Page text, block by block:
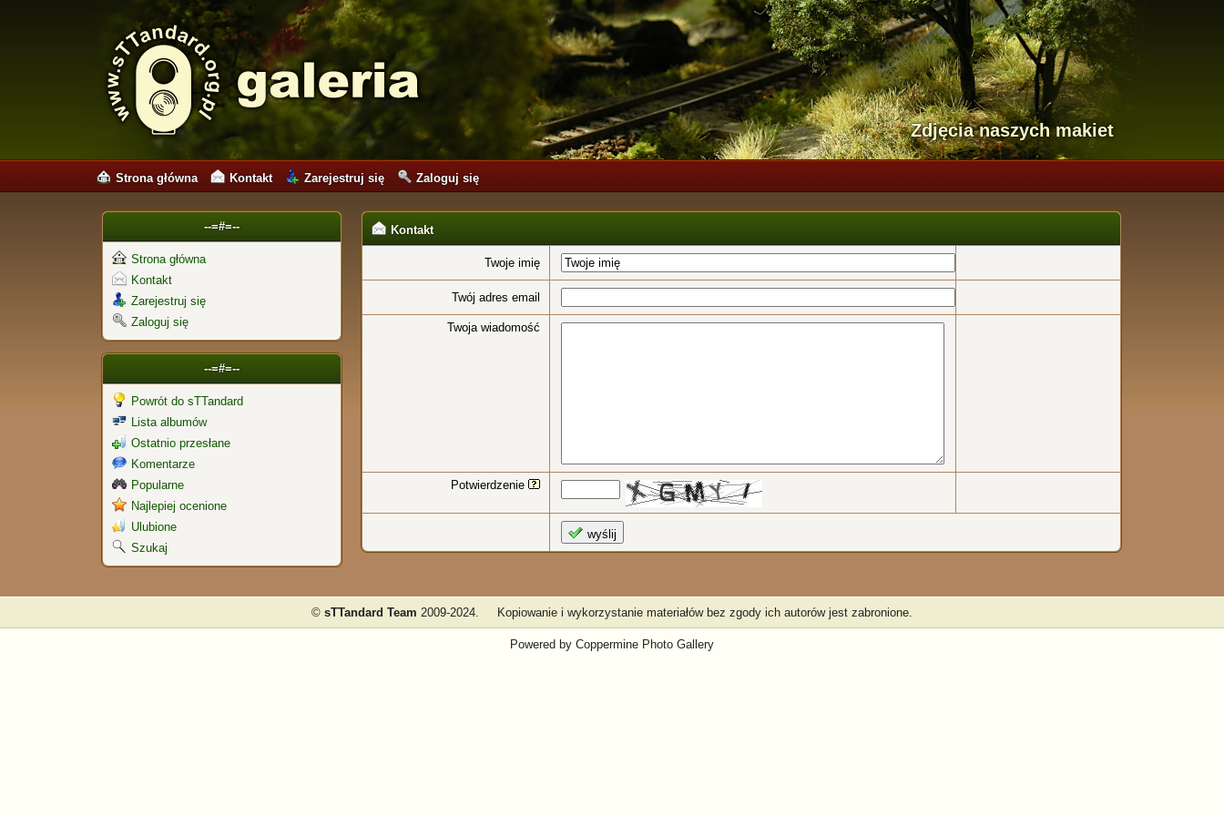
Zdjęcia naszych makiet
Strona główna Kontakt Zarejestruj się Zaloguj się
--=#=--
Strona główna
Kontakt
Zarejestruj się
Zaloguj się
--=#=--
Powrót do sTTandard
Lista albumów
Ostatnio przesłane
Komentarze
Popularne
Najlepiej ocenione
Ulubione
Szukaj
Kontakt
Twoje imię
Twój adres email
Twoja wiadomość
Potwierdzenie
wyślij
© sTTandard Team 2009-2024. Kopiowanie i wykorzystanie materiałów bez zgody ich autorów jest zabronione.
Powered by Coppermine Photo Gallery